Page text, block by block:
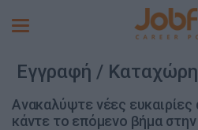
Toggle
Εγγραφή /
Ανακαλύψτε νέες
κάντε το επόμενο βήμα στην